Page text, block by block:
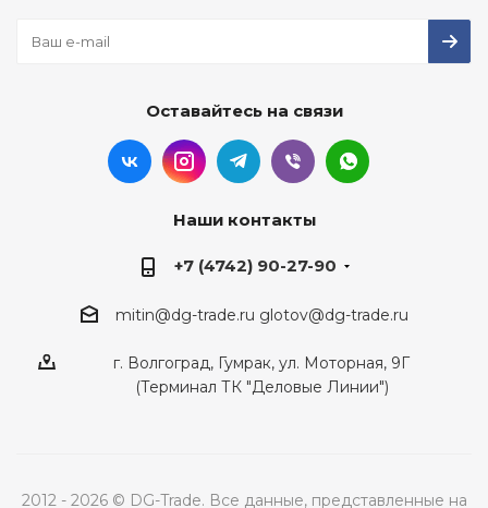
Оставайтесь на связи
Наши контакты
+7 (4742) 90-27-90
mitin@dg-trade.ru glotov@dg-trade.ru
г. Волгоград, Гумрак, ул. Моторная, 9Г
(Терминал ТК "Деловые Линии")
2012 - 2026 © DG-Trade. Все данные, представленные на